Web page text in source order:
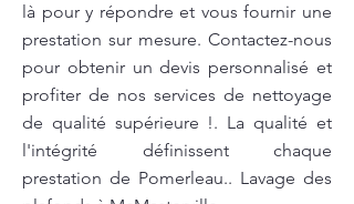
là pour y répondre et vous fournir une
prestation sur mesure. Contactez-nous
pour obtenir un devis personnalisé et
profiter de nos services de nettoyage
de qualité supérieure !. La qualité et
l'intégrité définissent chaque
prestation de Pomerleau.. Lavage des